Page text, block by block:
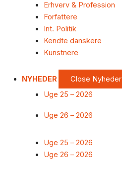
Erhverv & Profession
Forfattere
Int. Politik
Kendte danskere
Kunstnere
NYHEDER Close Nyheder
Uge 25 – 2026
Uge 26 – 2026
Uge 25 – 2026
Uge 26 – 2026